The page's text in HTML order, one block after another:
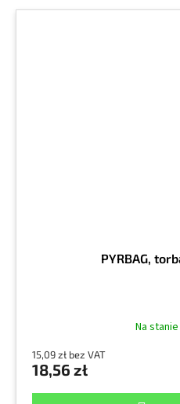
PYRBAG,
Na stanie
15,09 zł bez VAT
18,56 zł